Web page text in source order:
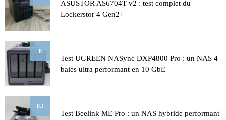
ASUSTOR AS6704T v2 : test complet du
Lockerstor 4 Gen2+
8
Test UGREEN NASync DXP4800 Pro : un NAS 4
baies ultra performant en 10 GbE
8.1
Test Beelink ME Pro : un NAS hybride performant